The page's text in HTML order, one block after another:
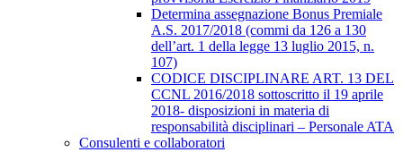
Determina assegnazione Bonus Premiale
A.S. 2017/2018 (commi da 126 a 130
dell’art. 1 della legge 13 luglio 2015, n.
107)
CODICE DISCIPLINARE ART. 13 DEL
CCNL 2016/2018 sottoscritto il 19 aprile
2018- disposizioni in materia di
responsabilità disciplinari – Personale ATA
Consulenti e collaboratori